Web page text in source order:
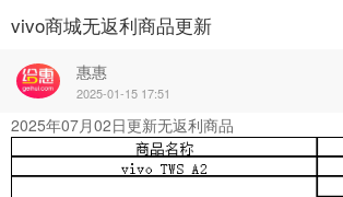
vivo商城无返利商品更新
惠惠
2025-01-15 17:51
2025年07月02日更新无返利商品